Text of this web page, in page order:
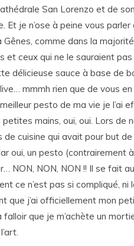
San Lorenzo et de
Et je n’ose à peine vous
Gênes, comme dans la
et ceux qui ne le sauraient
délicieuse sauce à base de
mmmh rien que de vous
pesto de ma vie je l’ai
mains, oui, oui. Lors de
de cuisine qui avait pour but
oui, un pesto (contrairement
NON, NON, NON !! Il se fait
ce n’est pas si compliqué, ni
que j’ai officiellement mon
falloir que je m’achète un